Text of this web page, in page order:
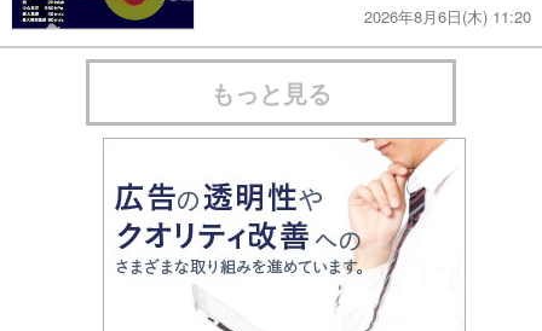
2026年8月6日(木) 11:20
もっと見る